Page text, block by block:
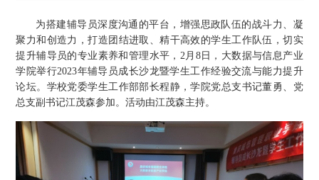
为搭建辅导员深度沟通的平台，增强思政队伍的战斗力、凝
聚力和创造力，打造团结进取、精干高效的学生工作队伍，切实
提升辅导员的专业素养和管理水平，2月8日，大数据与信息产业
学院举行2023年辅导员成长沙龙暨学生工作经验交流与能力提升
论坛。学校党委学生工作部部长程静，学院党总支书记董勇、党
总支副书记江茂森参加。活动由江茂森主持。